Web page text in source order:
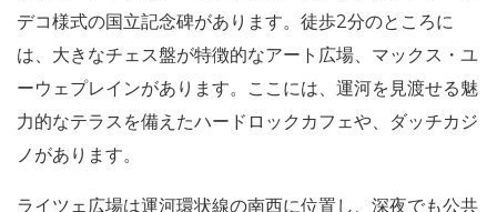
デコ様式の国立記念碑があります。徒歩2分のところに
は、大きなチェス盤が特徴的なアート広場、マックス・ユ
ーウェプレインがあります。ここには、運河を見渡せる魅
力的なテラスを備えたハードロックカフェや、ダッチカジ
ノがあります。
ライツェ広場は運河環状線の南西に位置し、深夜でも公共